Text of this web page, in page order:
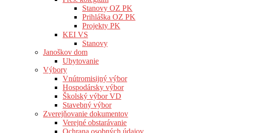
Stanovy OZ PK
Prihláška OZ PK
Projekty PK
KEI VS
Stanovy
Janoškov dom
Ubytovanie
Výbory
Vnútromisijný výbor
Hospodársky výbor
Školský výbor VD
Stavebný výbor
Zverejňovanie dokumentov
Verejné obstarávanie
Ochrana osobných údajov